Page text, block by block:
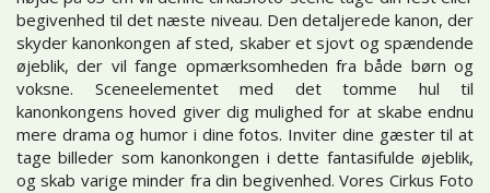
begivenhed til det næste niveau. Den detaljerede kanon, der
skyder kanonkongen af sted, skaber et sjovt og spændende
øjeblik, der vil fange opmærksomheden fra både børn og
voksne. Sceneelementet med det tomme hul til
kanonkongens hoved giver dig mulighed for at skabe endnu
mere drama og humor i dine fotos. Inviter dine gæster til at
tage billeder som kanonkongen i dette fantasifulde øjeblik,
og skab varige minder fra din begivenhed. Vores Cirkus Foto